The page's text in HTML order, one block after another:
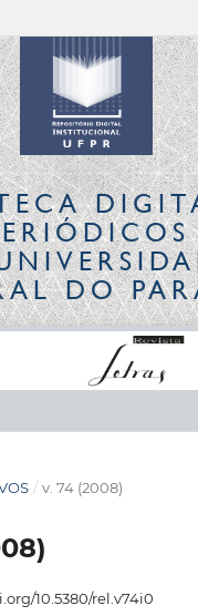
DO
/ v. 74 (2008)
10.5380/rel.v74i0